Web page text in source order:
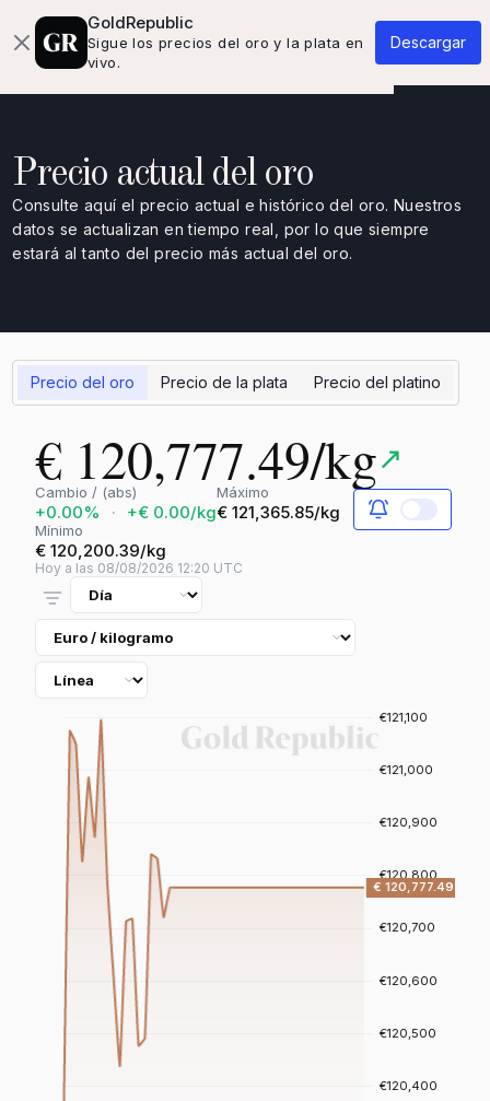
GoldRepublic
Sigue los precios del oro y la plata en
vivo.
Descargar
Quiénes somosBase de conocimientos
Precio actual del oro
Consulte aquí el precio actual e histórico del oro. Nuestros
datos se actualizan en tiempo real, por lo que siempre
estará al tanto del precio más actual del oro.
Precio del oro Precio de la plata Precio del platino
€ 120,777.49/kg↗
Cambio / (abs)
+0.00% · +€ 0.00/kg
Máximo
€ 121,365.85/kg
Mínimo
€ 120,200.39/kg
Hoy a las 08/08/2026 12:20 UTC